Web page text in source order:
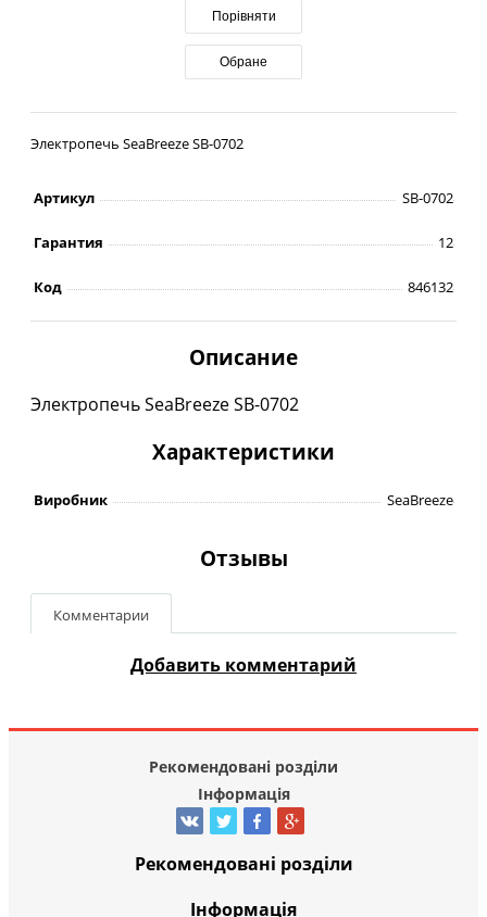
Порівняти
Обране
Электропечь SeaBreeze SB-0702
Артикул SB-0702
Гарантия 12
Код 846132
Описание
Электропечь SeaBreeze SB-0702
Характеристики
Виробник SeaBreeze
Отзывы
Комментарии
Добавить комментарий
Рекомендовані розділи
Інформація
Рекомендовані розділи
Інформація